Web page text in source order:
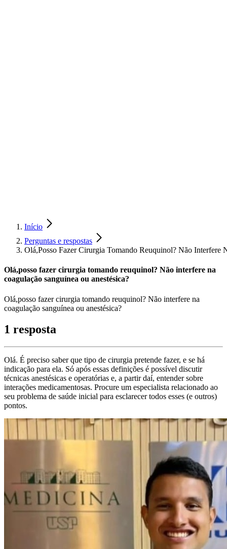
Início
Perguntas e respostas
Olá,Posso Fazer Cirurgia Tomando Reuquinol? Não Interfere
Olá,posso fazer cirurgia tomando reuquinol? Não interfere na
coagulação sanguínea ou anestésica?
Olá,posso fazer cirurgia tomando reuquinol? Não interfere na
coagulação sanguínea ou anestésica?
1 resposta
Olá. É preciso saber que tipo de cirurgia pretende fazer, e se há
indicação para ela. Só após essas definições é possível discutir
técnicas anestésicas e operatórias e, a partir daí, entender sobre
interações medicamentosas. Procure um especialista relacionado ao
seu problema de saúde inicial para esclarecer todos esses (e outros)
pontos.